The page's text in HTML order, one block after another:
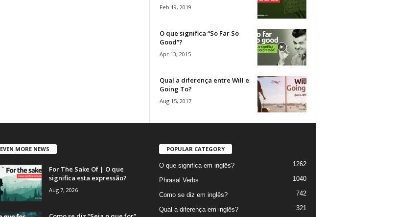
Feb 19, 2019
O que significa “So Far So
Good”?
Apr 13, 2015
Qual a diferença entre Will e
Going To?
Aug 15, 2017
EVEN MORE NEWS
For The Sake Of | O que
significa esta expressão?
Aug 7, 2026
POPULAR CATEGORY
O que significa em inglês? 1262
Phrasal Verbs 1040
Como se diz em inglês? 742
Qual a diferença em inglês? 321